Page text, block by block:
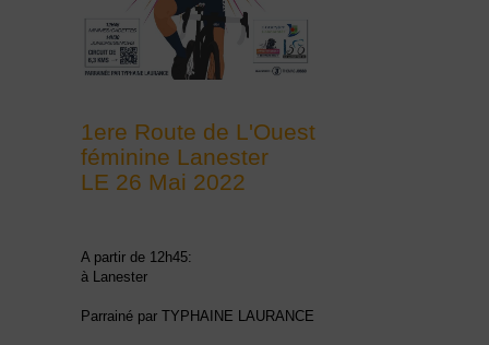
1ere Route de L'Ouest
féminine Lanester
LE 26 Mai 2022
A partir de 12h45:
à Lanester
Parrainé par TYPHAINE LAURANCE